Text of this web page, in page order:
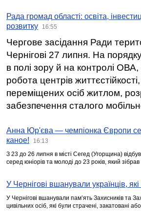
Рада громад області: освіта,
розвитку
16:55
Чергове засідання Ради
Чернігові 27 липня. На
в полі зору й на контролі
робота центрів
переміщених осіб житлом,
забезпечення сталого
Анна Юр'єва — чемпіонка Європи
каное!
16:13
З 23 до 26 липня в місті Сегед (Угорщина)
серед юніорів та молоді до 23 років, який
У Чернігові вшанували українців,
У Чернігові вшанували пам’ять Захисників та
цивільних осіб, які були страчені, закатовані